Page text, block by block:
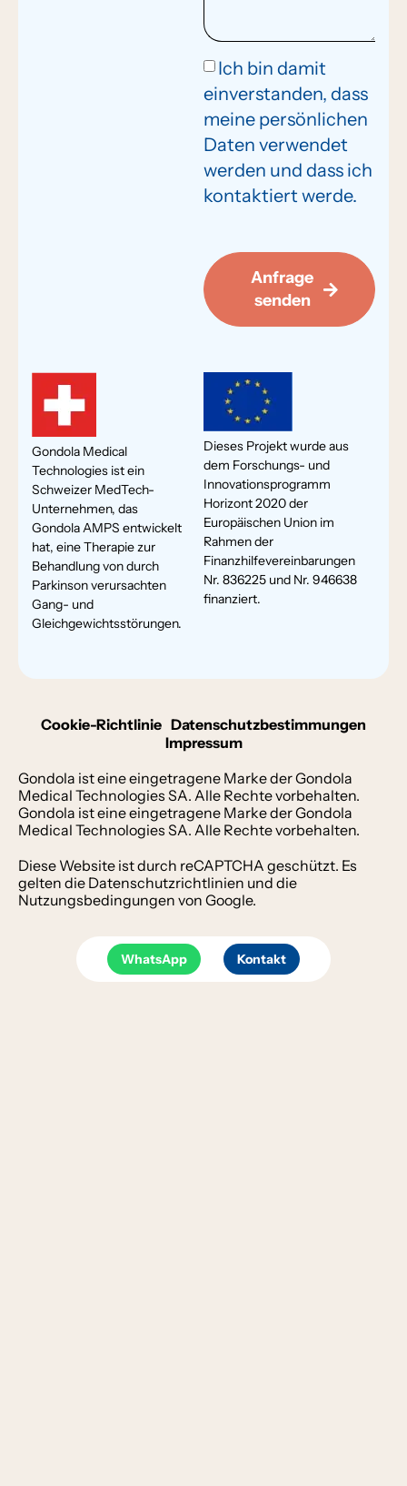
Ich bin damit
einverstanden, dass
meine persönlichen
Daten verwendet
werden und dass ich
kontaktiert werde.
Anfrage
senden
Gondola Medical
Technologies ist ein
Schweizer MedTech-
Unternehmen, das
Gondola AMPS entwickelt
hat, eine Therapie zur
Behandlung von durch
Parkinson verursachten
Gang- und
Gleichgewichtsstörungen.
Dieses Projekt wurde aus
dem Forschungs- und
Innovationsprogramm
Horizont 2020 der
Europäischen Union im
Rahmen der
Finanzhilfevereinbarungen
Nr. 836225 und Nr. 946638
finanziert.
Cookie-Richtlinie Datenschutzbestimmungen
Impressum
Gondola ist eine eingetragene Marke der Gondola
Medical Technologies SA. Alle Rechte vorbehalten.
Gondola ist eine eingetragene Marke der Gondola
Medical Technologies SA. Alle Rechte vorbehalten.
Diese Website ist durch reCAPTCHA geschützt. Es
gelten die Datenschutzrichtlinien und die
Nutzungsbedingungen von Google.
WhatsApp Kontakt